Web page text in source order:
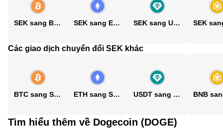
SEK sang BTC SEK sang ETH SEK sang USDT
Các giao dịch chuyển đổi SEK khác
BTC sang SEK ETH sang SEK USDT sang SEK
Tìm hiểu thêm về Dogecoin (DOGE)